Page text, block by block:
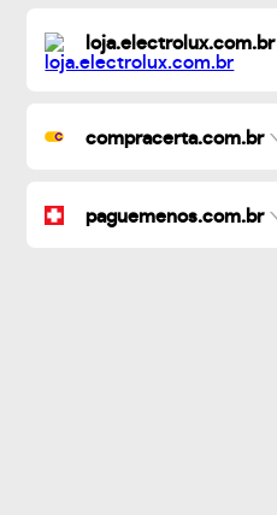
loja.electrolux.com.br
compracerta.com.br
paguemenos.com.br